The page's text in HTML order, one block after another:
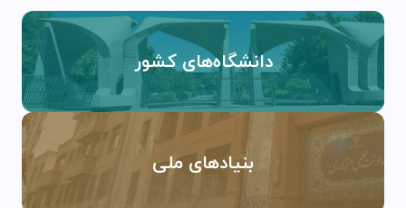
دانشگاه‌های کشور
بنیادهای ملی